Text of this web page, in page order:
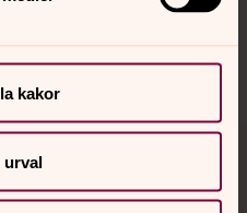
kakor
urval